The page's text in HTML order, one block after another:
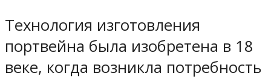
Технология изготовления
портвейна была изобретена в 18
веке, когда возникла потребность